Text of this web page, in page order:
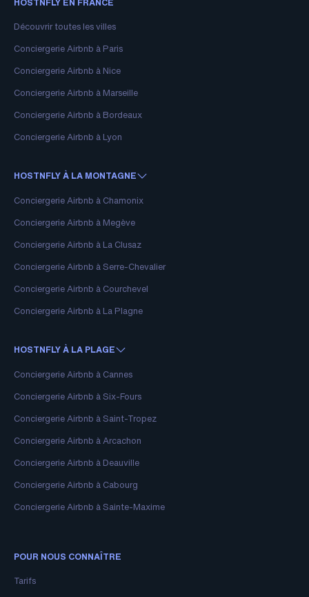
HOSTNFLY EN FRANCE
Découvrir toutes les villes
Conciergerie Airbnb à Paris
Conciergerie Airbnb à Nice
Conciergerie Airbnb à Marseille
Conciergerie Airbnb à Bordeaux
Conciergerie Airbnb à Lyon
HOSTNFLY À LA MONTAGNE
Conciergerie Airbnb à Chamonix
Conciergerie Airbnb à Megève
Conciergerie Airbnb à La Clusaz
Conciergerie Airbnb à Serre-Chevalier
Conciergerie Airbnb à Courchevel
Conciergerie Airbnb à La Plagne
HOSTNFLY À LA PLAGE
Conciergerie Airbnb à Cannes
Conciergerie Airbnb à Six-Fours
Conciergerie Airbnb à Saint-Tropez
Conciergerie Airbnb à Arcachon
Conciergerie Airbnb à Deauville
Conciergerie Airbnb à Cabourg
Conciergerie Airbnb à Sainte-Maxime
POUR NOUS CONNAÎTRE
Tarifs